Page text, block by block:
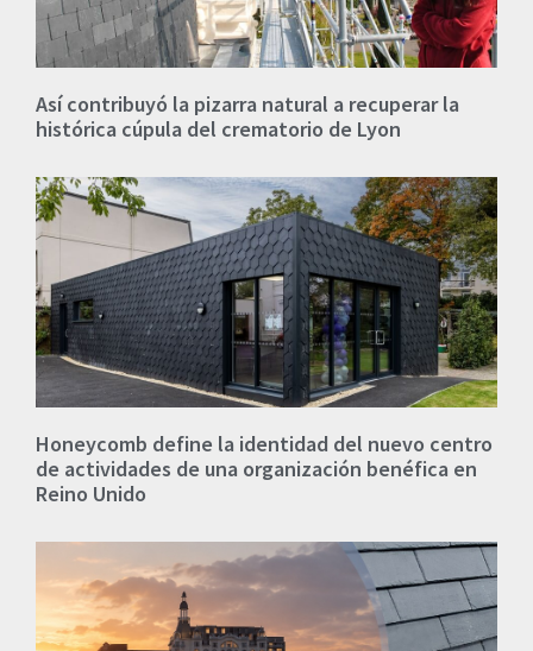
Así contribuyó la pizarra natural a recuperar la
histórica cúpula del crematorio de Lyon
Honeycomb define la identidad del nuevo centro
de actividades de una organización benéfica en
Reino Unido